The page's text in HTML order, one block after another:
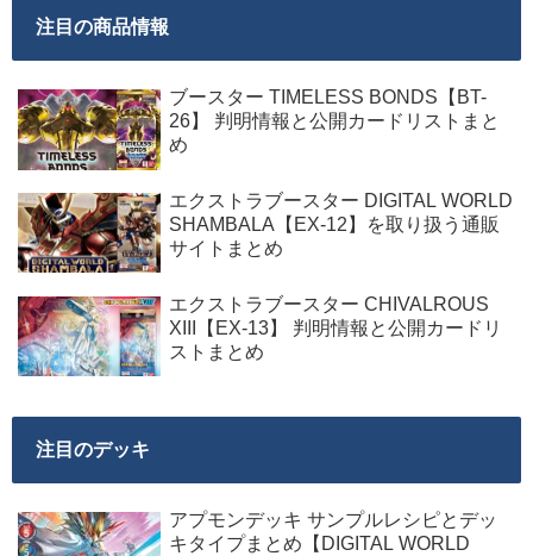
注目の商品情報
ブースター TIMELESS BONDS【BT-
26】 判明情報と公開カードリストまと
め
エクストラブースター DIGITAL WORLD
SHAMBALA【EX-12】を取り扱う通販
サイトまとめ
エクストラブースター CHIVALROUS
XIII【EX-13】 判明情報と公開カードリ
ストまとめ
注目のデッキ
アプモンデッキ サンプルレシピとデッ
キタイプまとめ【DIGITAL WORLD